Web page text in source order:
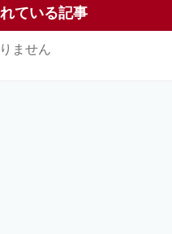
ている記事
ません